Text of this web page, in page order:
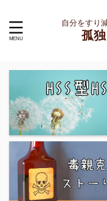
自分をすり
孤